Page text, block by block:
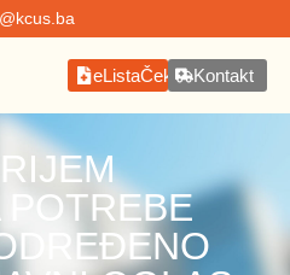
eListaČekanjaKontakt
POTREBE